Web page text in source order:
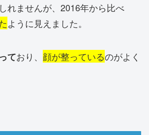
れませんが、2016年から比べ
ように見えました。
ており、 顔が整っているのがよく